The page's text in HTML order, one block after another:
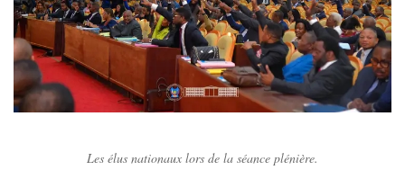
Les élus nationaux lors de la séance plénière.